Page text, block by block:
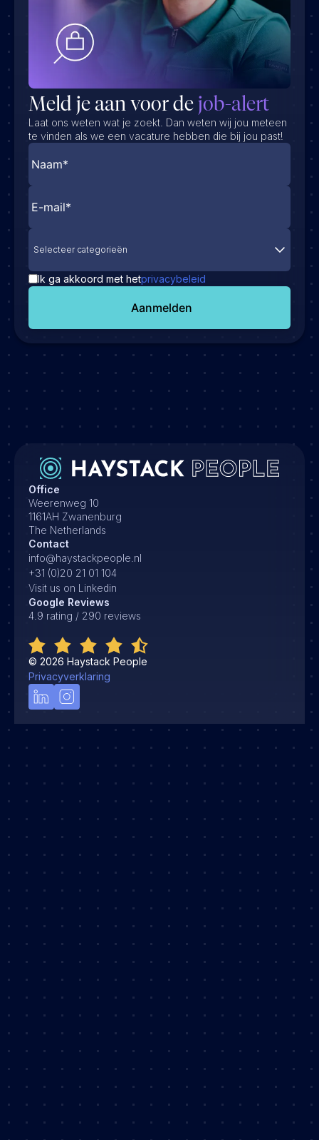
Meld je aan voor dejob-alert
Laat ons weten wat je zoekt. Dan weten wij jou meteen
te vinden als we een vacature hebben die bij jou past!
Selecteer categorieën
Ik ga akkoord met hetprivacybeleid
Aanmelden
Office
Weerenweg 10
1161AH Zwanenburg
The Netherlands
Contact
info@haystackpeople.nl
+31 (0)20 21 01 104
Visit us on Linkedin
Google Reviews
4.9 rating / 290 reviews
© 2026 Haystack People
Privacyverklaring